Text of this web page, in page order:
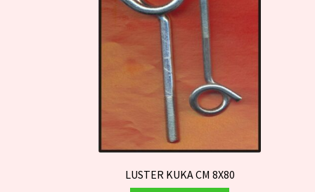
LUSTER KUKA CM 8X80